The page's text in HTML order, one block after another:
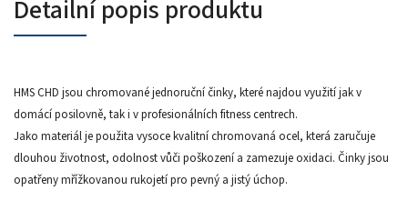
Detailní popis produktu
HMS CHD jsou chromované jednoruční činky, které najdou využití jak v
domácí posilovně, tak i v profesionálních fitness centrech.
Jako materiál je použita vysoce kvalitní chromovaná ocel, která zaručuje
dlouhou životnost, odolnost vůči poškození a zamezuje oxidaci. Činky jsou
opatřeny mřížkovanou rukojetí pro pevný a jistý úchop.